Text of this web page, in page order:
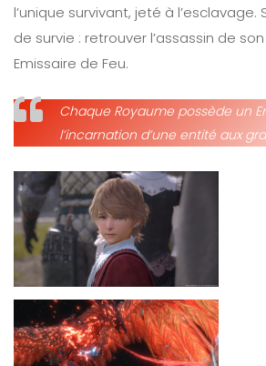
l’unique survivant, jeté à
de survie : retrouver l’assassin de
Emissaire de Feu.
Chaque Royaume possède un
l’incarnation d’une entité aux